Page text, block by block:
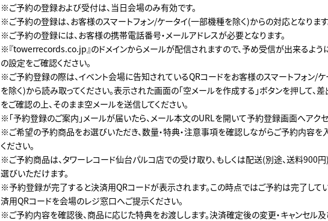
※ご予約の登録および受付は、当日会場のみ有効です。
※ご予約の登録は、お客様のスマートフォン/ケータイ(一部機種を除く)からの対応となります
※ご予約の登録には、お客様の携帯電話番号・メールアドレスが必要となります。
※『towerrecords.co.jp』のドメインからメールが配信されますので、予め受信が出来るよう
の設定をご確認ください。
※ご予約登録の際は、イベント会場に告知されているQRコードをお客様のスマートフォン/
を除く)から読み取ってください。表示された画面の「空メールを作成する」ボタンを押して、
をご確認の上、そのまま空メールを送信してください。
※「予約登録のご案内」メールが届いたら、メール本文のURLを開いて予約登録画面へアクセ
※ご希望の予約商品をお選びいただき、数量・特典・注意事項を確認しながらご予約内容を
ください。
※ご予約商品は、タワーレコード仙台パルコ店での受け取り、もしくは配送(別途、送料900
選びいただけます。
※予約登録が完了すると決済用QRコードが表示されます。この時点ではご予約は完了して
済用QRコードを会場のレジ窓口へご提示ください。
※ご予約内容を確認後、商品に応じた特典をお渡しします。決済確定後の変更・キャンセル